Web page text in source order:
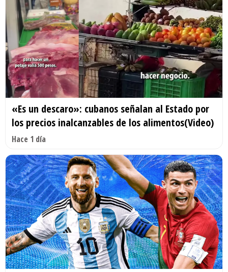
«Es un descaro»: cubanos señalan al Estado por
los precios inalcanzables de los alimentos(Video)
Hace 1 día